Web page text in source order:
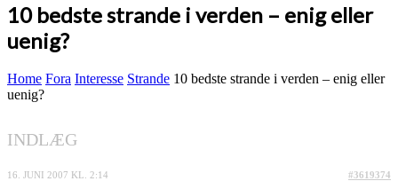
10 bedste strande i verden – enig eller
uenig?
Home Fora Interesse Strande 10 bedste strande i verden – enig eller
uenig?
INDLÆG
16. JUNI 2007 KL. 2:14 #3619374